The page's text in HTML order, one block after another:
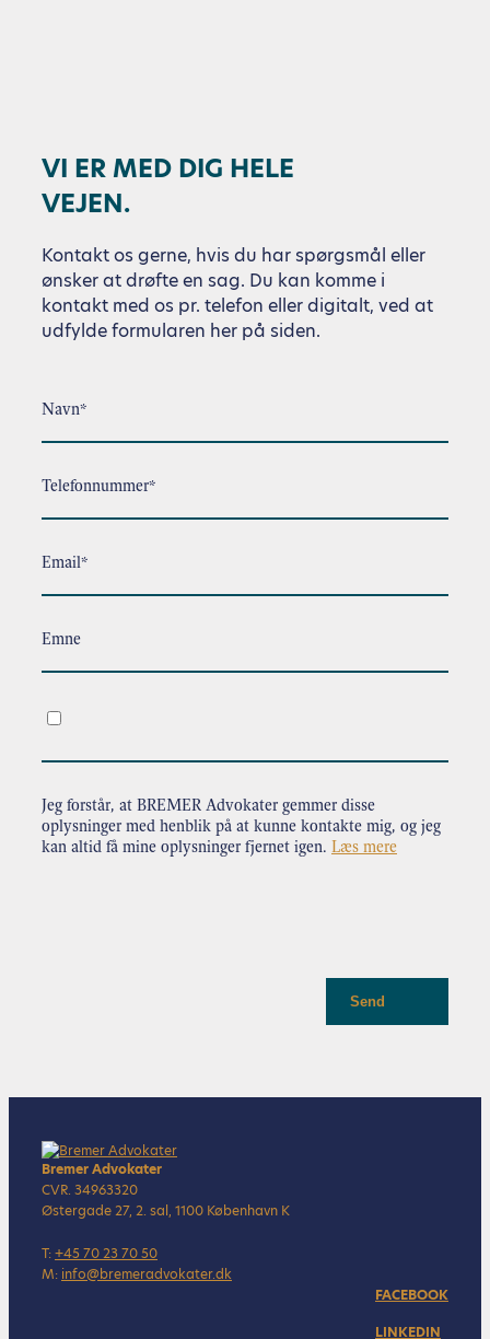
VI ER MED DIG HELE
VEJEN.
Kontakt os gerne, hvis du har spørgsmål eller
ønsker at drøfte en sag. Du kan komme i
kontakt med os pr. telefon eller digitalt, ved at
udfylde formularen her på siden.
Navn*
Telefonnummer*
Email*
Emne
Jeg forstår, at BREMER Advokater gemmer disse
oplysninger med henblik på at kunne kontakte mig, og jeg
kan altid få mine oplysninger fjernet igen. Læs mere
Send
Bremer Advokater
CVR. 34963320
Østergade 27, 2. sal, 1100 København K
T:+45 70 23 70 50
M: info@bremeradvokater.dk
FACEBOOK
LINKEDIN